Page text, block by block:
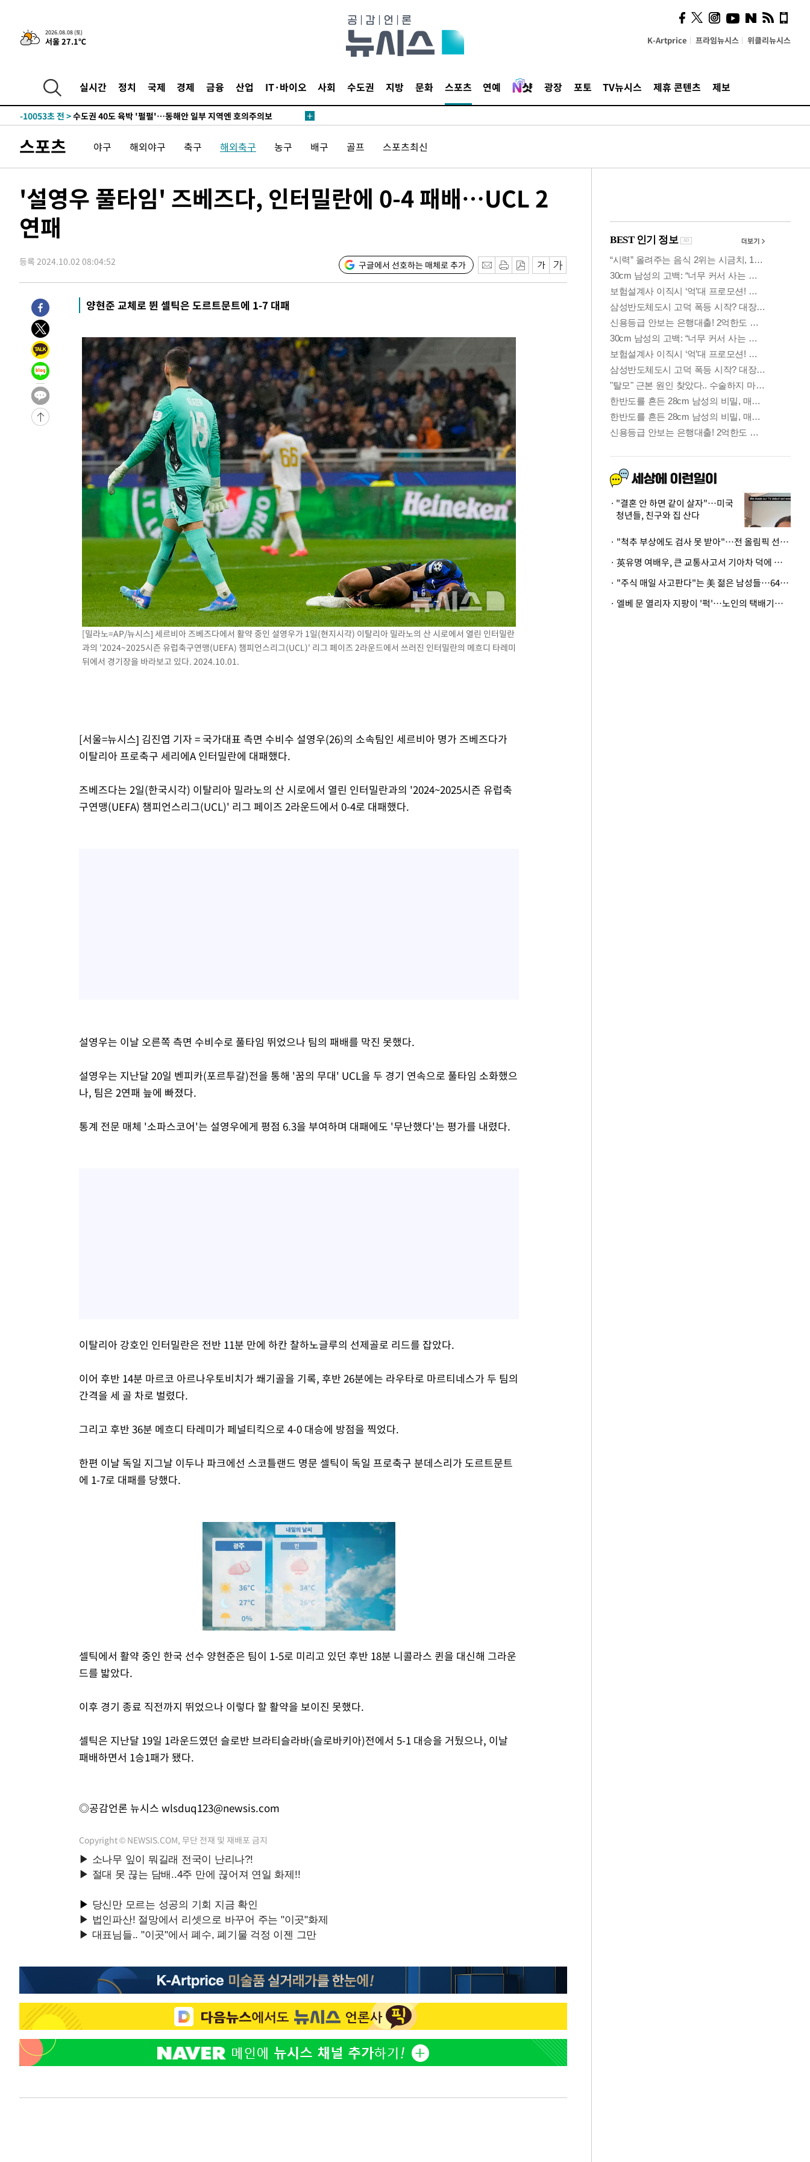
2026.08.08 (토)
서울 27.1℃ K-Artprice 프라임뉴시스 위클리뉴시스
실시간 정치 국제 경제 금융 산업 IT·바이오 사회 수도권 지방 문화 스포츠 연예 광장 포토 TV뉴시스 제휴 콘텐츠 제보
청래 44.56%
-17758초 전 >[속보]與 대표 경선 제주·인천 당원투표…金 47.75%·鄭
42.08%·宋 10.17%
-17292초 전 > 이강인 "아틀레티코 이적 기뻐…등번호 7번 의미보단 팀 위해 뛸
-11001초 전 >
낮 최고 35도 '무더위'…동해안 시간당 30㎜ '강한 비'[내일날씨]
-10271초 전 >
틀레티코 이적"
-10053초 전 >수도권 40도 육박 '펄펄'…동해안 일부 지역엔 호의주의보
-2967초 전 > 강릉에 시간당 81.4㎜ 물폭탄…도로 잠기고 담벼락 붕괴
15분 전 >백운산서 80년근 천종산삼 9뿌리 발견…감정가 1.3억원
1시간 전 >남자 농구, 나고야 아시안게임서 '홈팀' 일본과 한일전
1시간 전 >여수 오동도 해상서 모터보트 전복…1명 사망·1명 실종
2시간 전 >
4시간 전 >[속보]'압수수색·성접대 논란' 축구협회 "실망과 걱정 안겨드려 죄송"
7시간 전 >'최고 37도' 폭염 지속…강원동해안 최대 150㎜ 비
9시간 전 >
[속보]뉴욕증시 상승 마감…S&P 0.6% 나스닥 1.3%↑
-27496초 전 >
-18543초 전 >
[속보]與최고위원 제주·인천 순회경선…박선원·최민희·서미화·
한민수·김용 순
-18496초 전 >
[속보]김민석, 與 전대 당원투표 누적 득표율 45.42%로 1위… 정
청래 44.56%
-17778초 전 >
[속보]與 대표 경선 제주·인천 당원투표…金 47.75%·鄭
42.08%·宋 10.17%
-17312초 전 >
이강인 "아틀레티코 이적 기뻐…등번호 7번 의미보단 팀 위해 뛸
것"
-17247초 전 >
[속보]與 당대표 경선, 제주·인천 권리당원 투표 김민석 승리
-11021초 전 >
낮 최고 35도 '무더위'…동해안 시간당 30㎜ '강한 비'[내일날씨]
[속보]이강인 "감독님이 원하는 마음 느꼈고, 많은 트로피 원해 아
수도권 40도 육박 '펄펄'…동해안 일부 지역엔 호의주의보
온열질환 사망자 3명 늘어…누적 환자 3000명 돌파
강릉에 시간당 81.4㎜ 물폭탄…도로 잠기고 담벼락 붕괴
백운산서 80년근 천종산삼 9뿌리 발견…감정가 1.3억원
선재도서 해루질 나섰다 실종 60대, 닷새 만에 숨진 채 발견
남자 농구, 나고야 아시안게임서 '홈팀' 일본과 한일전
여수 오동도 해상서 모터보트 전복…1명 사망·1명 실종
극한폭염 한풀 꺾이지만…'낮 최고 35도' 무더위, 열대야 계속[다음주
축구협회 "압수수색·성접대 논란 사과…쇄신의 기회로 삼겠다"
[속보]'압수수색·성접대 논란' 축구협회 "실망과 걱정 안겨드려 죄송"
'최고 37도' 폭염 지속…강원동해안 최대 150㎜ 비
[속보]뉴욕증시 상승 마감…S&P 0.6% 나스닥 1.3%↑
스포츠 야구 해외야구 축구 해외축구 농구 배구 골프 스포츠최신
'설영우 풀타임' 즈베즈다, 인터밀란에 0-4 패배…UCL 2
연패
등록 2024.10.02 08:04:52 구글에서 선호하는 매체로 추가
양현준 교체로 뛴 셀틱은 도르트문트에 1-7 대패
[밀라노=AP/뉴시스] 세르비아 즈베즈다에서 활약 중인 설영우가 1일(현지시각) 이탈리아 밀라노의 산 시로에서 열린 인터밀란
과의 '2024~2025시즌 유럽축구연맹(UEFA) 챔피언스리그(UCL)' 리그 페이즈 2라운드에서 쓰러진 인터밀란의 메흐디 타레미
뒤에서 경기장을 바라보고 있다. 2024.10.01.
[서울=뉴시스] 김진엽 기자 = 국가대표 측면 수비수 설영우(26)의 소속팀인 세르비아 명가 즈베즈다가
이탈리아 프로축구 세리에A 인터밀란에 대패했다.
즈베즈다는 2일(한국시각) 이탈리아 밀라노의 산 시로에서 열린 인터밀란과의 '2024~2025시즌 유럽축
구연맹(UEFA) 챔피언스리그(UCL)' 리그 페이즈 2라운드에서 0-4로 대패했다.
설영우는 이날 오른쪽 측면 수비수로 풀타임 뛰었으나 팀의 패배를 막진 못했다.
설영우는 지난달 20일 벤피카(포르투갈)전을 통해 '꿈의 무대' UCL을 두 경기 연속으로 풀타임 소화했으
나, 팀은 2연패 늪에 빠졌다.
통계 전문 매체 '소파스코어'는 설영우에게 평점 6.3을 부여하며 대패에도 '무난했다'는 평가를 내렸다.
이탈리아 강호인 인터밀란은 전반 11분 만에 하칸 찰하노글루의 선제골로 리드를 잡았다.
이어 후반 14분 마르코 아르나우토비치가 쐐기골을 기록, 후반 26분에는 라우타로 마르티네스가 두 팀의
간격을 세 골 차로 벌렸다.
그리고 후반 36분 메흐디 타레미가 페널티킥으로 4-0 대승에 방점을 찍었다.
한편 이날 독일 지그날 이두나 파크에선 스코틀랜드 명문 셀틱이 독일 프로축구 분데스리가 도르트문트
에 1-7로 대패를 당했다.
셀틱에서 활약 중인 한국 선수 양현준은 팀이 1-5로 미리고 있던 후반 18분 니콜라스 퀸을 대신해 그라운
드를 밟았다.
이후 경기 종료 직전까지 뛰었으나 이렇다 할 활약을 보이진 못했다.
셀틱은 지난달 19일 1라운드였던 슬로반 브라티슬라바(슬로바키아)전에서 5-1 대승을 거뒀으나, 이날
패배하면서 1승1패가 됐다.
◎공감언론 뉴시스 wlsduq123@newsis.com
Copyright © NEWSIS.COM, 무단 전재 및 재배포 금지
사이 해답 찾았죠"…알을
깨고 나온 '초자아'
"결혼 안 하면 같이 살자"…미국
청년들, 친구와 집 산다
· "척추 부상에도 검사 못 받아"…전 올림픽 선수, 美봅슬레이협회 상대 소송
· 英유명 여배우, 큰 교통사고서 기아차 덕에 살았다
· "주식 매일 사고판다"는 美 젊은 남성들…64%가 "나는 인생의 패배자“
· 엘베 문 열리자 지팡이 '퍽'…노인의 택배기사 폭행 이유